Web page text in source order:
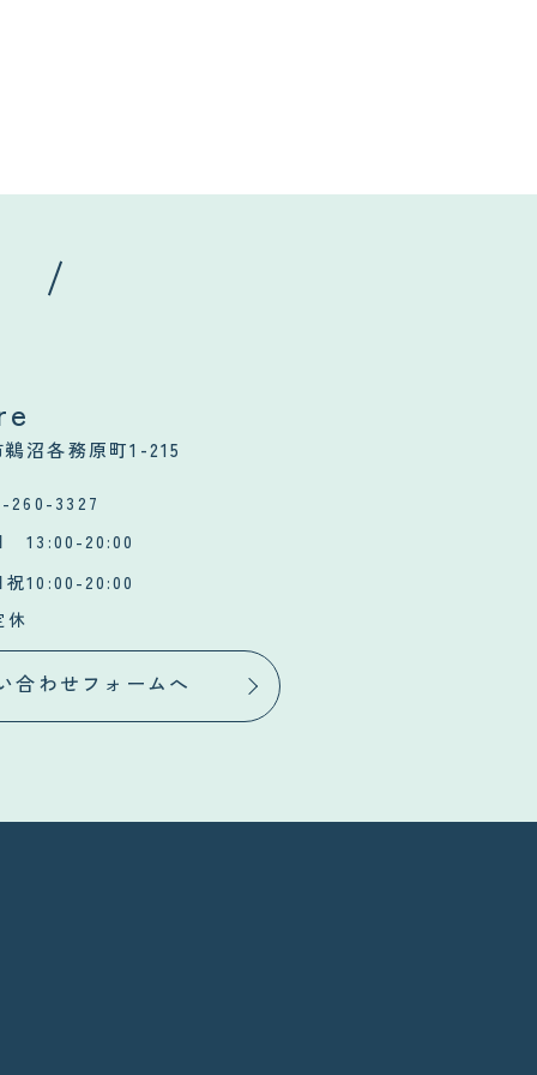
沼各務原町1-215
260-3327
13:00-20:00
祝10:00-20:00
休
合わせフォームへ